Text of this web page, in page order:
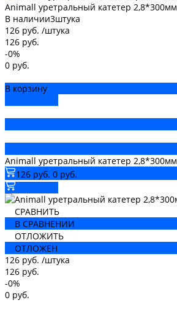
Animall уретральный катетер 2,8*300мм
В наличии3штука
126 руб. /штука
126 руб.
-0%
0 руб.
В корзину
Animall уретральный катетер 2,8*300мм
126 руб. 0 руб.
СРАВНИТЬ
В СРАВНЕНИИ
ОТЛОЖИТЬ
ОТЛОЖЕН
126 руб. /штука
126 руб.
-0%
0 руб.